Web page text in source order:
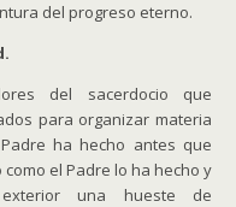
del progreso eterno.
del sacerdocio que
para organizar materia
ha hecho antes que
el Padre lo ha hecho y
una hueste de